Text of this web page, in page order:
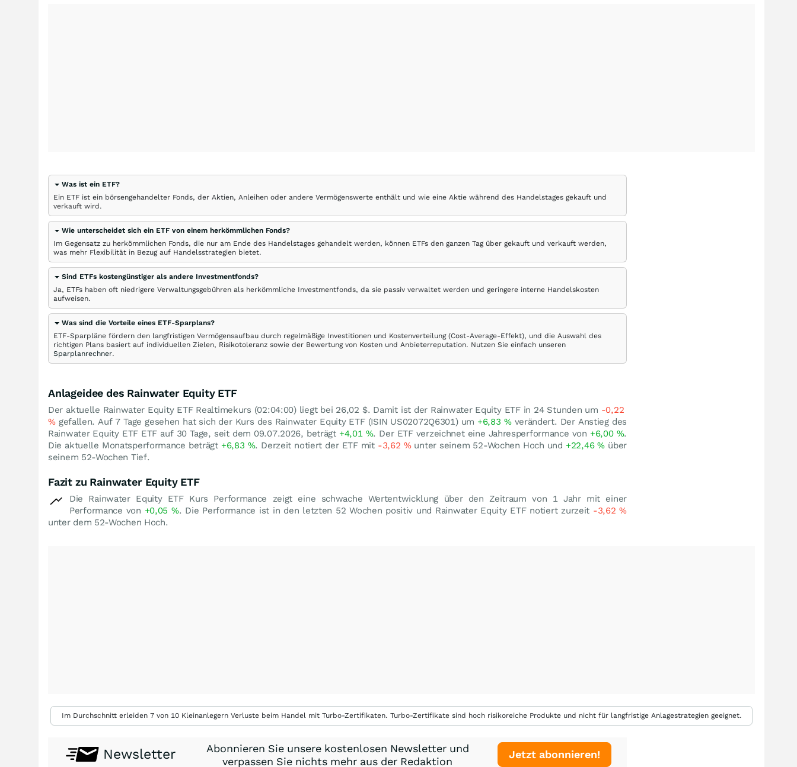
Was ist ein ETF?
Ein ETF ist ein börsengehandelter Fonds, der Aktien, Anleihen oder andere Vermögenswerte enthält und wie eine Aktie während des Handelstages gekauft und
verkauft wird.
Wie unterscheidet sich ein ETF von einem herkömmlichen Fonds?
Im Gegensatz zu herkömmlichen Fonds, die nur am Ende des Handelstages gehandelt werden, können ETFs den ganzen Tag über gekauft und verkauft werden,
was mehr Flexibilität in Bezug auf Handelsstrategien bietet.
Sind ETFs kostengünstiger als andere Investmentfonds?
Ja, ETFs haben oft niedrigere Verwaltungsgebühren als herkömmliche Investmentfonds, da sie passiv verwaltet werden und geringere interne Handelskosten
aufweisen.
Was sind die Vorteile eines ETF-Sparplans?
ETF-Sparpläne fördern den langfristigen Vermögensaufbau durch regelmäßige Investitionen und Kostenverteilung (Cost-Average-Effekt), und die Auswahl des
richtigen Plans basiert auf individuellen Zielen, Risikotoleranz sowie der Bewertung von Kosten und Anbieterreputation. Nutzen Sie einfach unseren
Sparplanrechner.
Anlageidee des Rainwater Equity ETF
Der aktuelle Rainwater Equity ETF Realtimekurs (02:04:00) liegt bei 26,02 $. Damit ist der Rainwater Equity ETF in 24 Stunden um -0,22
%gefallen. Auf 7 Tage gesehen hat sich der Kurs des Rainwater Equity ETF (ISIN US02072Q6301) um +6,83 %verändert. Der Anstieg des
Rainwater Equity ETF ETF auf 30 Tage, seit dem 09.07.2026, beträgt +4,01 %. Der ETF verzeichnet eine Jahresperformance von +6,00 %.
Die aktuelle Monatsperformance beträgt +6,83 %. Derzeit notiert der ETF mit -3,62 %unter seinem 52-Wochen Hoch und +22,46% über
seinem 52-Wochen Tief.
Fazit zu Rainwater Equity ETF
Die Rainwater Equity ETF Kurs Performance zeigt eine schwache Wertentwicklung über den Zeitraum von 1 Jahr mit einer
Performance von +0,05 %. Die Performance ist in den letzten 52 Wochen positiv und Rainwater Equity ETF notiert zurzeit -3,62%
unter dem 52-Wochen Hoch.
Im Durchschnitt erleiden 7 von 10 Kleinanlegern Verluste beim Handel mit Turbo-Zertifikaten. Turbo-Zertifikate sind hoch risikoreiche Produkte und nicht für langfristige Anlagestrategien geeignet.
Newsletter
Abonnieren Sie unsere kostenlosen Newsletter und
verpassen Sie nichts mehr aus der Redaktion
Jetzt abonnieren!